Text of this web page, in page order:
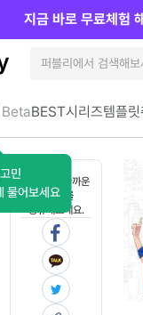
Beta
민
물어보세요
BEST시리즈템플릿
지금 바로 무료체험
혼자 보기 아까운
콘텐츠를
공유해보세요.